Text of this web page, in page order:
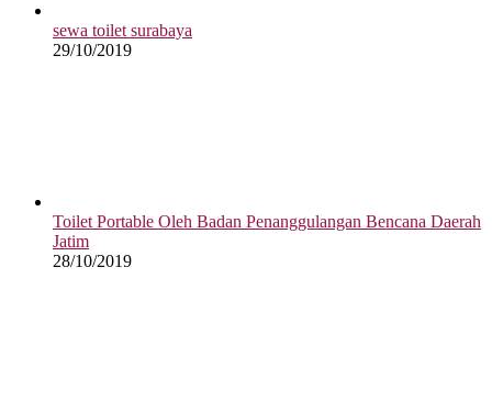
sewa toilet surabaya
29/10/2019
Toilet Portable Oleh Badan Penanggulangan Bencana Daerah
Jatim
28/10/2019